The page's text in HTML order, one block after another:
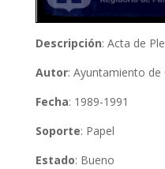
Descripción: Acta de
Autor: Ayuntamiento de
Fecha: 1989-1991
Soporte: Papel
Estado: Bueno